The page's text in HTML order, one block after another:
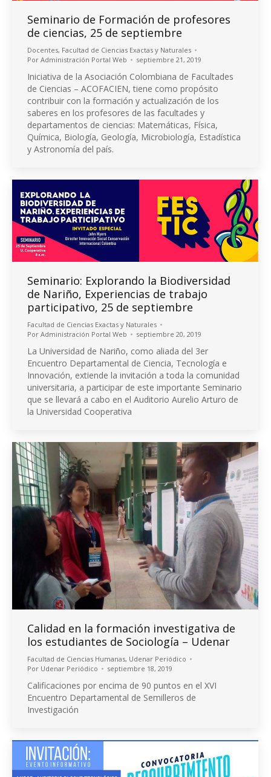
Seminario de Formación de profesores
de ciencias, 25 de septiembre
Docentes, Facultad de Ciencias Exactas y Naturales
Por Administración Portal Web septiembre 21, 2019
Iniciativa de la Asociación Colombiana de Facultades
de Ciencias – ACOFACIEN, tiene como propósito
contribuir con la formación y actualización de los
saberes en los profesores de las facultades y
departamentos de ciencias: Matemáticas, Física,
Química, Biología, Geología, Microbiología, Estadística
y Astronomía del país.
Seminario: Explorando la Biodiversidad
de Nariño, Experiencias de trabajo
participativo, 25 de septiembre
Facultad de Ciencias Exactas y Naturales
Por Administración Portal Web septiembre 20, 2019
La Universidad de Nariño, como aliada del 3er
Encuentro Departamental de Ciencia, Tecnología e
Innovación, extiende la invitación a toda la comunidad
universitaria, a participar de este importante Seminario
que se llevará a cabo en el Auditorio Aurelio Arturo de
la Universidad Cooperativa
Calidad en la formación investigativa de
los estudiantes de Sociología – Udenar
Facultad de Ciencias Humanas, Udenar Periódico
Por Udenar Periódico septiembre 18, 2019
Calificaciones por encima de 90 puntos en el XVI
Encuentro Departamental de Semilleros de
Investigación